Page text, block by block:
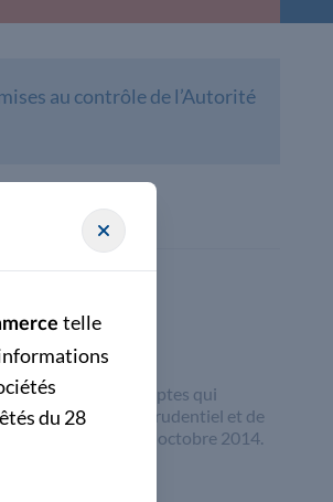
au contrôle de l’Autorité
aux comptes qui
de Contrôle Prudentiel et de
de celui publié le 31 octobre 2014.
telle
du 28